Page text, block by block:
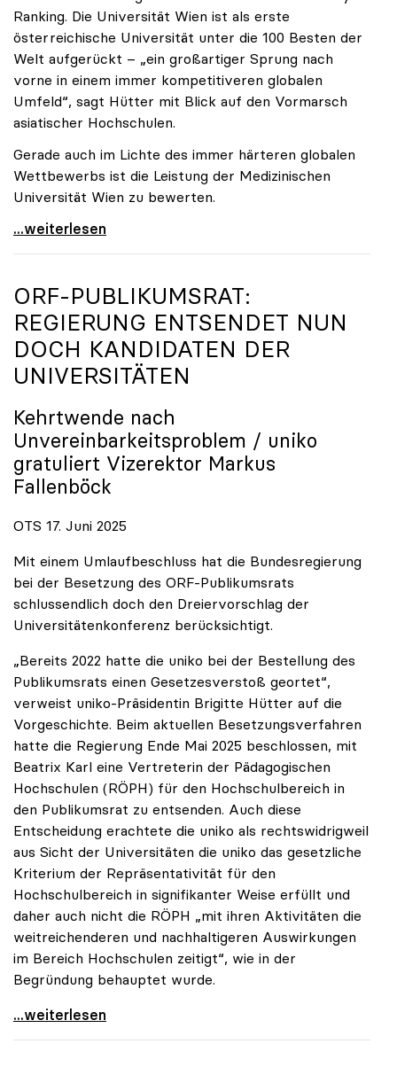
Ranking. Die Universität Wien ist als erste
österreichische Universität unter die 100 Besten der
Welt aufgerückt – „ein großartiger Sprung nach
vorne in einem immer kompetitiveren globalen
Umfeld“, sagt Hütter mit Blick auf den Vormarsch
asiatischer Hochschulen.
Gerade auch im Lichte des immer härteren globalen
Wettbewerbs ist die Leistung der Medizinischen
Universität Wien zu bewerten.
„Top-Rankingplätze heimischer Universitäten geben
...weiterlesen
ORF-PUBLIKUMSRAT:
REGIERUNG ENTSENDET NUN
DOCH KANDIDATEN DER
UNIVERSITÄTEN
Kehrtwende nach
Unvereinbarkeitsproblem / uniko
gratuliert Vizerektor Markus
Fallenböck
OTS 17. Juni 2025
Mit einem Umlaufbeschluss hat die Bundesregierung
bei der Besetzung des ORF-Publikumsrats
schlussendlich doch den Dreiervorschlag der
Universitätenkonferenz berücksichtigt.
„Bereits 2022 hatte die uniko bei der Bestellung des
Publikumsrats einen Gesetzesverstoß geortet“,
verweist uniko-Präsidentin Brigitte Hütter auf die
Vorgeschichte. Beim aktuellen Besetzungsverfahren
hatte die Regierung Ende Mai 2025 beschlossen, mit
Beatrix Karl eine Vertreterin der Pädagogischen
Hochschulen (RÖPH) für den Hochschulbereich in
den Publikumsrat zu entsenden. Auch diese
Entscheidung erachtete die uniko als rechtswidrigweil
aus Sicht der Universitäten die uniko das gesetzliche
Kriterium der Repräsentativität für den
Hochschulbereich in signifikanter Weise erfüllt und
daher auch nicht die RÖPH „mit ihren Aktivitäten die
weitreichenderen und nachhaltigeren Auswirkungen
im Bereich Hochschulen zeitigt“, wie in der
Begründung behauptet wurde.
ORF-Publikumsrat: Regierung entsendet nun doch
...weiterlesen